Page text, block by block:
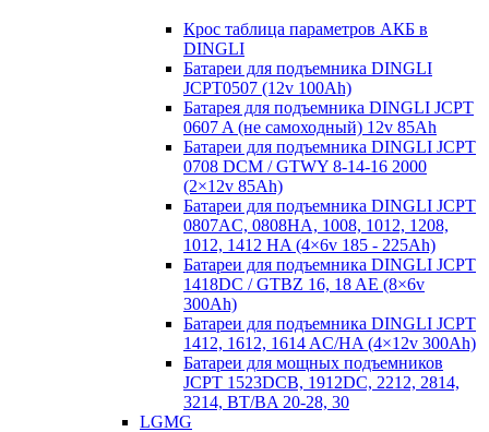
Крос таблица параметров АКБ в
DINGLI
Батареи для подъемника DINGLI
JCPT0507 (12v 100Ah)
Батарея для подъемника DINGLI JCPT
0607 A (не самоходный) 12v 85Ah
Батареи для подъемника DINGLI JCPT
0708 DCM / GTWY 8-14-16 2000
(2×12v 85Ah)
Батареи для подъемника DINGLI JCPT
0807AC, 0808HA, 1008, 1012, 1208,
1012, 1412 HA (4×6v 185 - 225Ah)
Батареи для подъемника DINGLI JCPT
1418DC / GTBZ 16, 18 AE (8×6v
300Ah)
Батареи для подъемника DINGLI JCPT
1412, 1612, 1614 AC/HA (4×12v 300Ah)
Батареи для мощных подъемников
JCPT 1523DCB, 1912DC, 2212, 2814,
3214, BT/BA 20-28, 30
LGMG